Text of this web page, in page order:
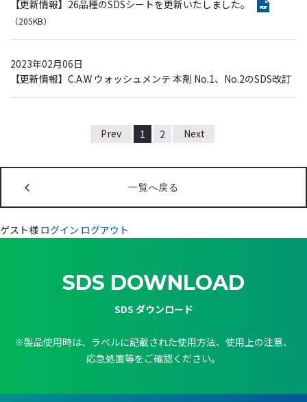
【更新情報】26品種のSDSシートを更新いたしました。
（205KB）
2023年02月06日
【更新情報】C.A.W ウォッシュメンテ 本剤 No.1、No.2のSDS改訂
1 2
一覧へ戻る
ゲスト様 ログイン ログアウト
SDS DOWNLOAD
SDS ダウンロード
※製品使用時は、ラベルに記載された使用方法、使用上の注意、
応急処置等をご確認ください。